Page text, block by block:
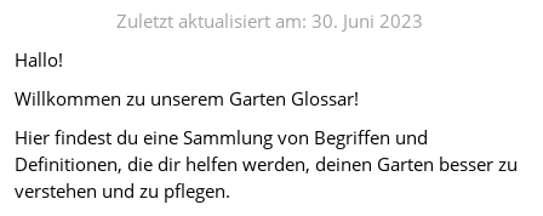
Zuletzt aktualisiert am: 30. Juni 2023
Hallo!
Willkommen zu unserem Garten Glossar!
Hier findest du eine Sammlung von Begriffen und
Definitionen, die dir helfen werden, deinen Garten besser zu
verstehen und zu pflegen.